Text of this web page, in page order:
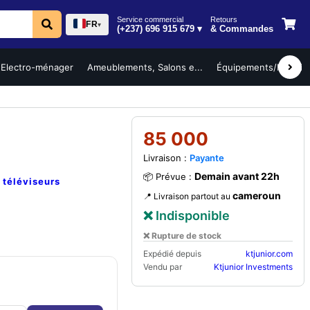
FR▾
Service commercial
(+237) 696 915 679 ▾
Retours
& Commandes
Electro-ménager Ameublements, Salons e... Équipements/
téléviseurs
85 000
Livraison : Payante
📦 Prévue : Demain avant 22h
📍 Livraison partout au cameroun
❌ Indisponible
❌ Rupture de stock
Expédié depuis
ktjunior.com
Vendu par
Ktjunior Investments